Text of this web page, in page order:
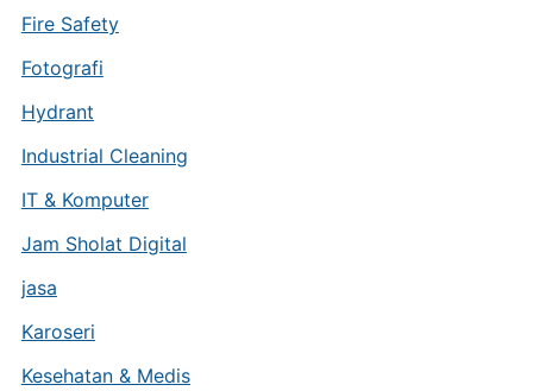
Fire Safety
Fotografi
Hydrant
Industrial Cleaning
IT & Komputer
Jam Sholat Digital
jasa
Karoseri
Kesehatan & Medis